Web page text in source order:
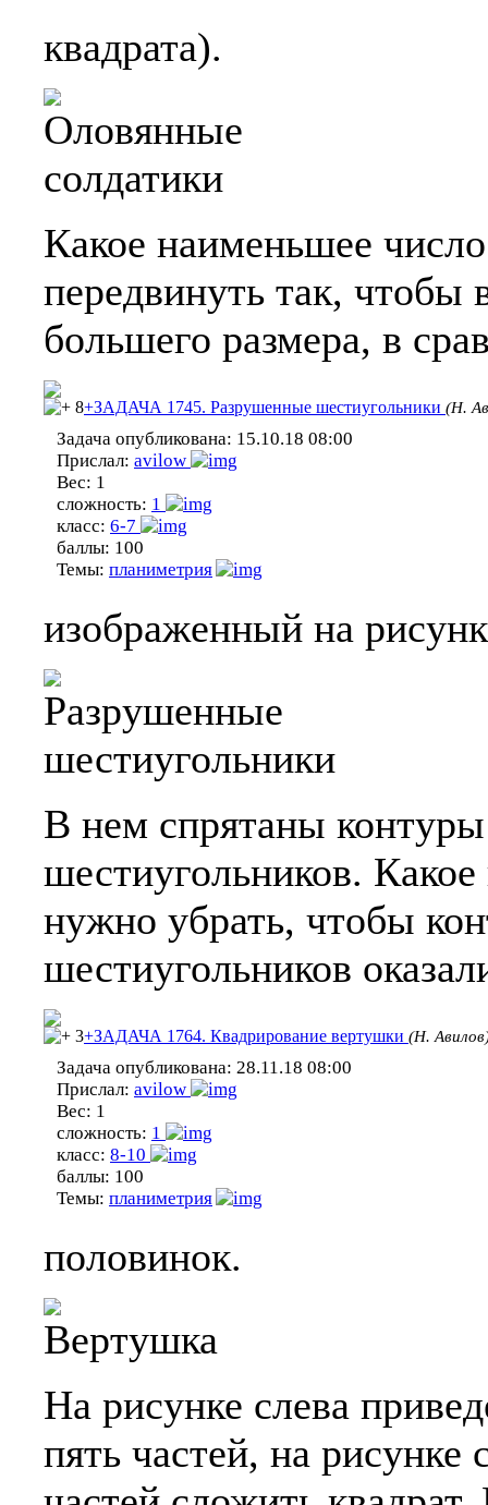
квадрата).
Какое наименьшее
передвинуть так, чтобы
большего размера, в
8+ЗАДАЧА 1745. Разрушенные шестиугольники (Н.
Задача опубликована: 15.10.18 08:00
Прислал: avilow
Вес: 1
сложность: 1
класс: 6-7
баллы: 100
Темы: планиметрия
изображенный на
В нем спрятаны
шестиугольников.
нужно убрать, чтобы
шестиугольников
3+ЗАДАЧА 1764. Квадрирование вертушки (Н.
Задача опубликована: 28.11.18 08:00
Прислал: avilow
Вес: 1
сложность: 1
класс: 8-10
баллы: 100
Темы: планиметрия
половинок.
На рисунке слева
пять частей, на рисунке